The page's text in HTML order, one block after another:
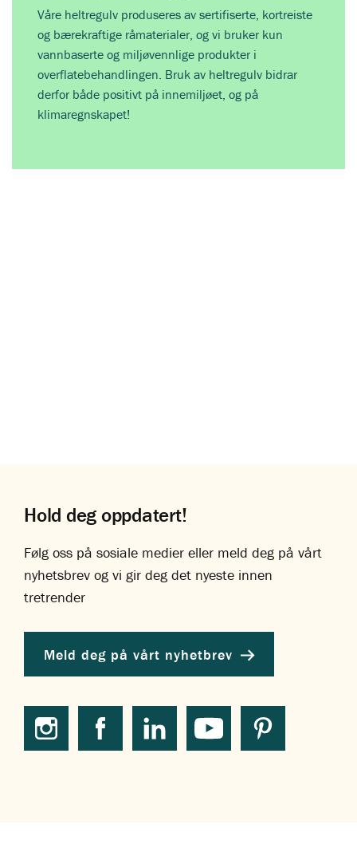
Våre heltregulv produseres av sertifiserte, kortreiste
og bærekraftige råmaterialer, og vi bruker kun
vannbaserte og miljøvennlige produkter i
overflatebehandlingen. Bruk av heltregulv bidrar
derfor både positivt på innemiljøet, og på
klimaregnskapet!
Hold deg oppdatert!
Følg oss på sosiale medier eller meld deg på vårt
nyhetsbrev og vi gir deg det nyeste innen
tretrender
Meld deg på vårt nyhetbrev